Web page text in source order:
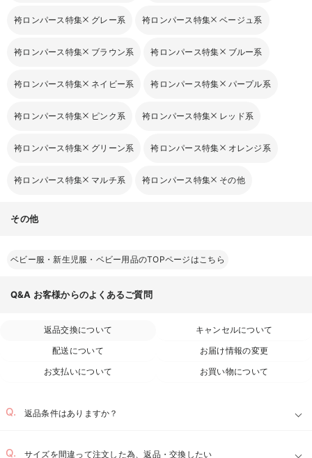
袴ロンパース特集 グレー系 袴ロンパース特集 ベージュ系
袴ロンパース特集 ブラウン系 袴ロンパース特集 ブルー系
袴ロンパース特集 ネイビー系 袴ロンパース特集 パープル系
袴ロンパース特集 ピンク系 袴ロンパース特集 レッド系
袴ロンパース特集 グリーン系 袴ロンパース特集 オレンジ系
袴ロンパース特集 マルチ系 袴ロンパース特集 その他
その他
ベビー服・新生児服・ベビー用品のTOPページはこちら
Q&A お客様からのよくあるご質問
返品交換について
キャンセルについて
配送について
お届け情報の変更
お支払いについて
お買い物について
返品条件はありますか？
サイズを間違って注文した為、返品・交換したい